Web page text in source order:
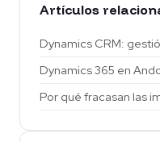
Artículos
Dynamics CRM:
Dynamics 365 en
Por qué fracasan las